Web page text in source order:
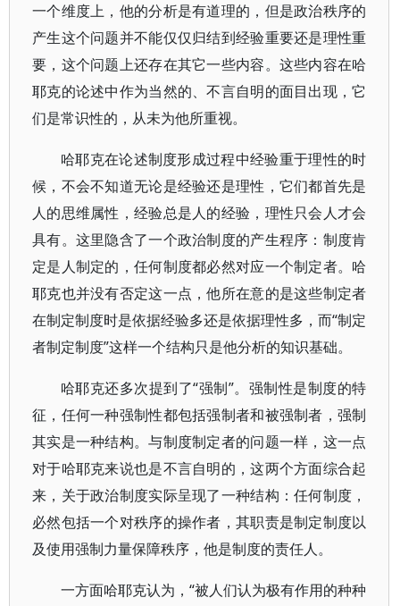
一个维度上，他的分析是有道理的，但是政治秩序的
产生这个问题并不能仅仅归结到经验重要还是理性重
要，这个问题上还存在其它一些内容。这些内容在哈
耶克的论述中作为当然的、不言自明的面目出现，它
们是常识性的，从未为他所重视。
哈耶克在论述制度形成过程中经验重于理性的时
候，不会不知道无论是经验还是理性，它们都首先是
人的思维属性，经验总是人的经验，理性只会人才会
具有。这里隐含了一个政治制度的产生程序：制度肯
定是人制定的，任何制度都必然对应一个制定者。哈
耶克也并没有否定这一点，他所在意的是这些制定者
在制定制度时是依据经验多还是依据理性多，而“制定
者制定制度”这样一个结构只是他分析的知识基础。
哈耶克还多次提到了“强制”。强制性是制度的特
征，任何一种强制性都包括强制者和被强制者，强制
其实是一种结构。与制度制定者的问题一样，这一点
对于哈耶克来说也是不言自明的，这两个方面综合起
来，关于政治制度实际呈现了一种结构：任何制度，
必然包括一个对秩序的操作者，其职责是制定制度以
及使用强制力量保障秩序，他是制度的责任人。
一方面哈耶克认为，“被人们认为极有作用的种种